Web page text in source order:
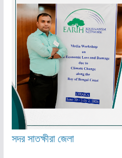
সদরসাতক্ষীরা জেলা